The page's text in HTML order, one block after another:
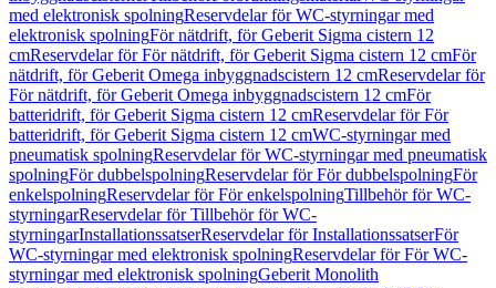
med elektronisk spolningReservdelar för WC-styrningar med
elektronisk spolningFör nätdrift, för Geberit Sigma cistern 12
cmReservdelar för För nätdrift, för Geberit Sigma cistern 12 cmFör
nätdrift, för Geberit Omega inbyggnadscistern 12 cmReservdelar för
För nätdrift, för Geberit Omega inbyggnadscistern 12 cmFör
batteridrift, för Geberit Sigma cistern 12 cmReservdelar för För
batteridrift, för Geberit Sigma cistern 12 cmWC-styrningar med
pneumatisk spolningReservdelar för WC-styrningar med pneumatisk
spolningFör dubbelspolningReservdelar för För dubbelspolningFör
enkelspolningReservdelar för För enkelspolningTillbehör för WC-
styrningarReservdelar för Tillbehör för WC-
styrningarInstallationssatserReservdelar för InstallationssatserFör
WC-styrningar med elektronisk spolningReservdelar för För WC-
styrningar med elektronisk spolningGeberit Monolith